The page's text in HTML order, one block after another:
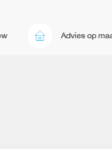
Advies op maat